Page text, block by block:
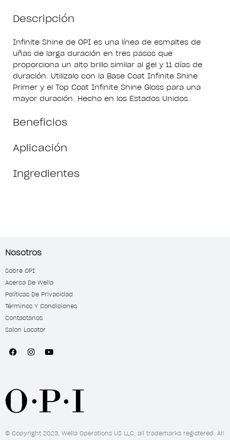
Descripción
Infinite Shine de OPI es una línea de esmaltes de
uñas de larga duración en tres pasos que
proporciona un alto brillo similar al gel y 11 días de
duración. Utilizalo con la Base Coat Infinite Shine
Primer y el Top Coat Infinite Shine Gloss para una
mayor duración. Hecho en los Estados Unidos.
Beneficios
Aplicación
Ingredientes
Nosotros
Sobre OPI
Acerca De Wella
Políticas De Privacidad
Términos Y Condiciones
Contactanos
Salon Locator
© Copyright 2023, Wella Operations US LLC, all trademarks registered. All